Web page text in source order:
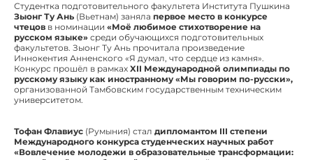
Студентка подготовительного факультета Института Пушкина
Зыонг Ту Ань (Вьетнам) заняла первое место в конкурсе
чтецов в номинации «Моё любимое стихотворение на
русском языке» среди обучающихся подготовительных
факультетов. Зыонг Ту Ань прочитала произведение
Иннокентия Анненского «Я думал, что сердце из камня».
Конкурс прошёл в рамках XII Международной олимпиады по
русскому языку как иностранному «Мы говорим по-русски»,
организованной Тамбовским государственным техническим
университетом.
Тофан Флавиус (Румыния) стал дипломантом III степени
Международного конкурса студенческих научных работ
«Вовлечение молодежи в образовательные трансформации: